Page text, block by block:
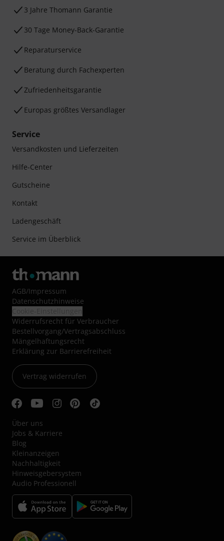
3 Jahre Thomann Garantie
30 Tage Money-Back-Garantie
Reparaturservice
Beratung durch Fachexperten
Zufriedenheitsgarantie
Europas größtes Versandlager
Service
Versandkosten und Lieferzeiten
Hilfe-Center
Gutscheine
Kontakt
Ladengeschäft
Service im Überblick
AGB/Impressum
Datenschutzhinweise
Widerrufsrecht für Verbraucher
Bestellvorgang/Vertragsabschluss
Mängelhaftungsrecht
Erklärung zur Barrierefreiheit
Vertrag widerrufen
Über uns
Jobs & Karriere
Blog
Kleinanzeigen
Nachhaltigkeit
Hinweisgebersystem
Audio Professionell